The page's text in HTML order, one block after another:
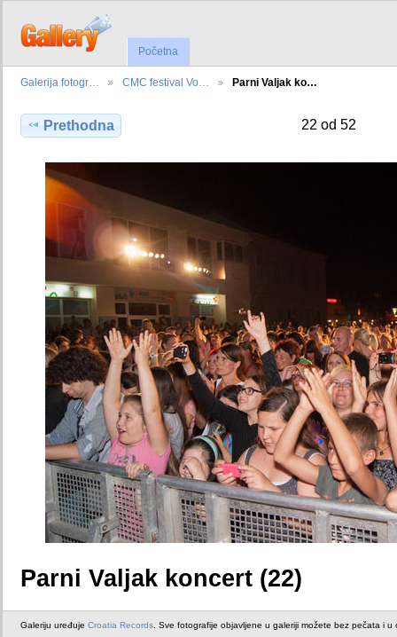
Početna
Galerija fotogr… CMC festival Vo… Parni Valjak ko…
Prethodna 22 od 52
Parni Valjak koncert (22)
Galeriju uređuje Croatia Records . Sve fotografije objavljene u galeriji možete bez pečata i